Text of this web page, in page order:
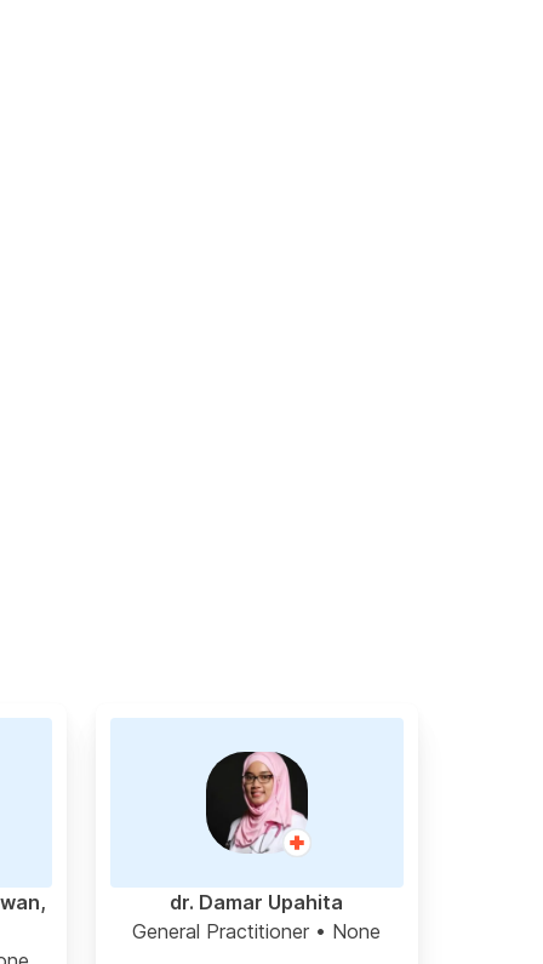
dr. Damar Upahita
General Practitioner • None